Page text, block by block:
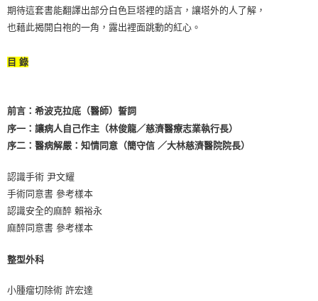
期待這套書能翻譯出部分白色巨塔裡的語言，讓塔外的人了解，
也藉此揭開白袍的一角，露出裡面跳動的紅心。
目 錄
前言：希波克拉底（醫師）誓詞
序一：讓病人自己作主（林俊龍／慈濟醫療志業執行長）
序二：醫病解嚴：知情同意（簡守信 ／大林慈濟醫院院長）
認識手術 尹文耀
手術同意書 參考樣本
認識安全的麻醉 賴裕永
麻醉同意書 參考樣本
整型外科
小腫瘤切除術 許宏達